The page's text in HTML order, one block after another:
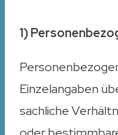
1)
Einzelangaben
sachliche